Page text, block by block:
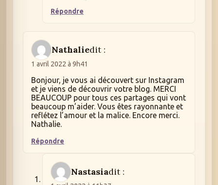
Répondre
Nathaliedit :
1 avril 2022 à 9h41
Bonjour, je vous ai découvert sur Instagram
et je viens de découvrir votre blog. MERCI
BEAUCOUP pour tous ces partages qui vont
beaucoup m’aider. Vous êtes rayonnante et
reflétez l’amour et la malice. Encore merci.
Nathalie.
Répondre
Nastasiadit :